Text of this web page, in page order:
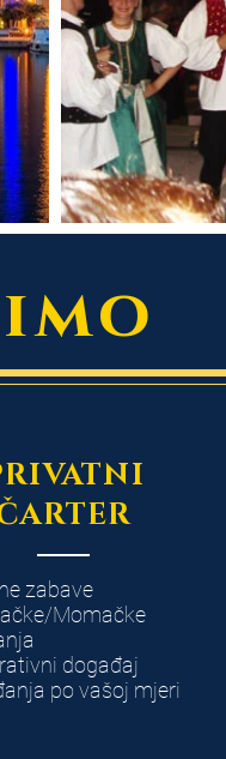
zabave
Momačke
događaj
po vašoj mjeri